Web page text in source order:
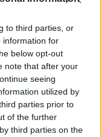
to third parties, or
information for
below opt-out
note that after your
seeing
utilized by
parties prior to
of the further
third parties on the